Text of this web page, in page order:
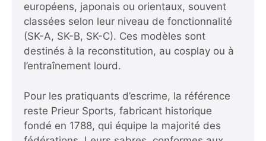
européens, japonais ou orientaux, souvent
classées selon leur niveau de fonctionnalité
(SK-A, SK-B, SK-C). Ces modèles sont
destinés à la reconstitution, au cosplay ou à
l’entraînement lourd.
Pour les pratiquants d’escrime, la référence
reste Prieur Sports, fabricant historique
fondé en 1788, qui équipe la majorité des